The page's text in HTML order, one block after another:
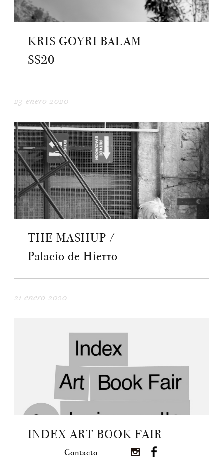
Contacto
KRIS GOYRI BALAM
SS20
23 enero 2020
THE MASHUP /
Palacio de Hierro
21 enero 2020
INDEX ART BOOK FAIR